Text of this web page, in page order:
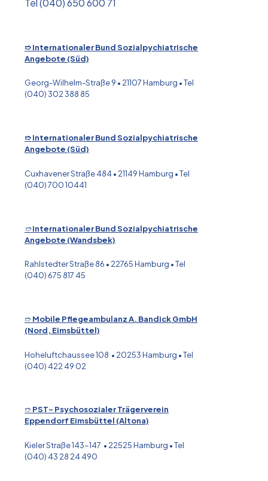
Tel (040) 650 600 71
➱ Internationaler Bund Sozialpychiatrische
Angebote (Süd)
Georg-Wilhelm-Straße 9 • 21107 Hamburg • Tel
(040) 302 388 85
➱ Internationaler Bund Sozialpychiatrische
Angebote (Süd)
Cuxhavener Straße 484 • 21149 Hamburg • Tel
(040) 700 10441
➱Internationaler Bund Sozialpychiatrische
Angebote (Wandsbek)
Rahlstedter Straße 86 • 22765 Hamburg • Tel
(040) 675 817 45
➱Mobile Pflegeambulanz A. Bandick GmbH
(Nord, Eimsbüttel)
Hoheluftchaussee 108 • 20253 Hamburg • Tel
(040) 422 49 02
➱PST- Psychosozialer Trägerverein
Eppendorf Eimsbüttel (Altona)
Kieler Straße 143-147 • 22525 Hamburg • Tel
(040) 43 28 24 490